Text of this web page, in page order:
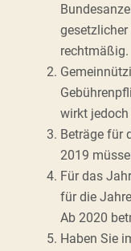
rechtmäßig.
wirkt
Beträge für
2019
Für das
für die
Ab 2020
Haben Sie